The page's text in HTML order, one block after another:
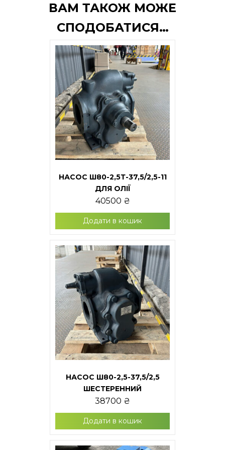
ВАМ ТАКОЖ МОЖЕ
СПОДОБАТИСЯ…
НАСОС Ш80-2,5Т-37,5/2,5-11
ДЛЯ ОЛІЇ
40500 ₴
Додати в кошик
НАСОС Ш80-2,5-37,5/2,5
ШЕСТЕРЕННИЙ
38700 ₴
Додати в кошик